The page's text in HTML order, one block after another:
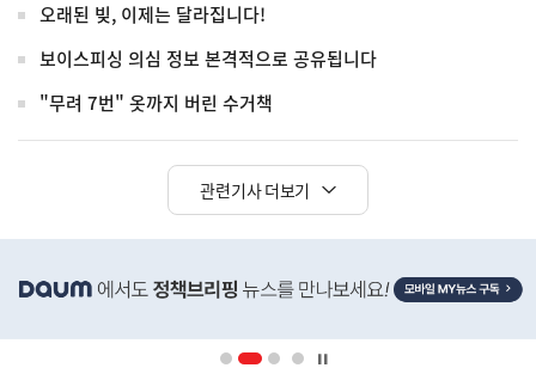
오래된 빚, 이제는 달라집니다!
보이스피싱 의심 정보 본격적으로 공유됩니다
"무려 7번" 옷까지 버린 수거책
관련기사 더보기
단
배